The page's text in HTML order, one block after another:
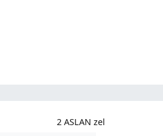
2 ASLAN zel